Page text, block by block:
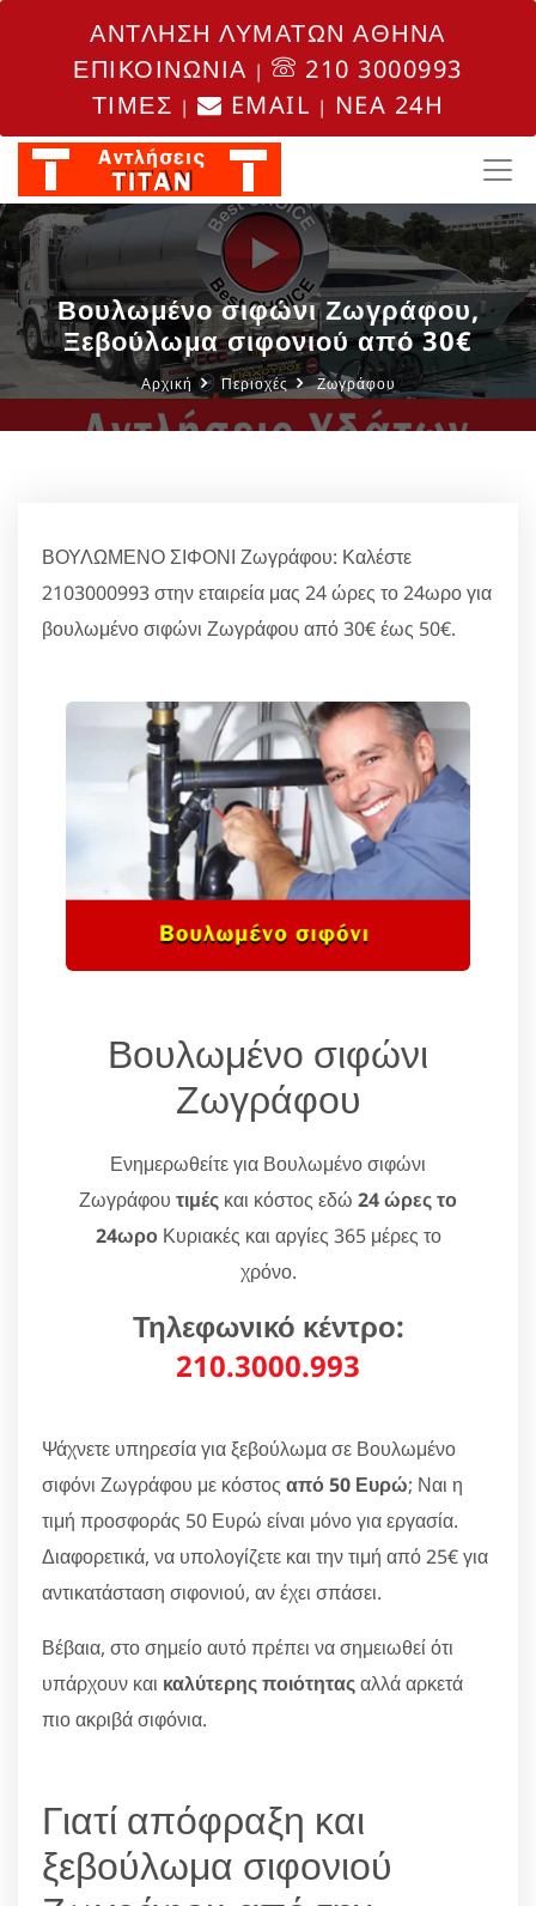
ΑΝΤΛΗΣΗ ΛΥΜΑΤΩΝ ΑΘΗΝΑ
ΕΠΙΚΟΙΝΩΝΙΑ |
210 3000993
ΤΙΜΕΣ | EMAIL | NEA 24H
Βουλωμένο σιφώνι Ζωγράφου,
Ξεβούλωμα σιφονιού από 30€
Αρχική Περιοχές Ζωγράφου
ΒΟΥΛΩΜΕΝΟ ΣΙΦΟΝΙ Ζωγράφου: Καλέστε
2103000993 στην εταιρεία μας 24 ώρες το 24ωρο για
βουλωμένο σιφώνι Ζωγράφου από 30€ έως 50€.
Βουλωμένο σιφώνι
Ζωγράφου
Ενημερωθείτε για Βουλωμένο σιφώνι
Ζωγράφου τιμές και κόστος εδώ 24 ώρες το
24ωροΚυριακές και αργίες 365 μέρες το
χρόνο.
Τηλεφωνικό κέντρο:
210.3000.993
Ψάχνετε υπηρεσία για ξεβούλωμα σε Βουλωμένο
σιφόνι Ζωγράφου με κόστος από 50 Ευρώ; Ναι η
τιμή προσφοράς 50 Ευρώ είναι μόνο για εργασία.
Διαφορετικά, να υπολογίζετε και την τιμή από 25€ για
αντικατάσταση σιφονιού, αν έχει σπάσει.
Βέβαια, στο σημείο αυτό πρέπει να σημειωθεί ότι
υπάρχουν και καλύτερης ποιότηταςαλλά αρκετά
πιο ακριβά σιφόνια.
Γιατί απόφραξη και
ξεβούλωμα σιφονιού